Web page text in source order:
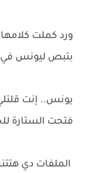
ورد كملت
بتبص ليونس في
يونس.. إنت
فتحت الستارة
الملفات دي